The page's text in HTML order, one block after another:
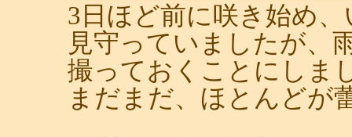
3日ほど前に咲き始め
見守っていましたが、
撮っておくことにしま
まだまだ、ほとんどが